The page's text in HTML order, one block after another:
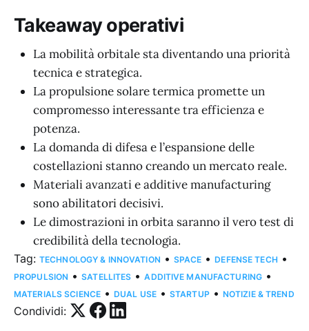
Takeaway operativi
La mobilità orbitale sta diventando una priorità
tecnica e strategica.
La propulsione solare termica promette un
compromesso interessante tra efficienza e
potenza.
La domanda di difesa e l’espansione delle
costellazioni stanno creando un mercato reale.
Materiali avanzati e additive manufacturing
sono abilitatori decisivi.
Le dimostrazioni in orbita saranno il vero test di
credibilità della tecnologia.
Tag: TECHNOLOGY & INNOVATION • SPACE • DEFENSE TECH •
PROPULSION • SATELLITES • ADDITIVE MANUFACTURING •
MATERIALS SCIENCE • DUAL USE • STARTUP • NOTIZIE & TREND
Condividi: